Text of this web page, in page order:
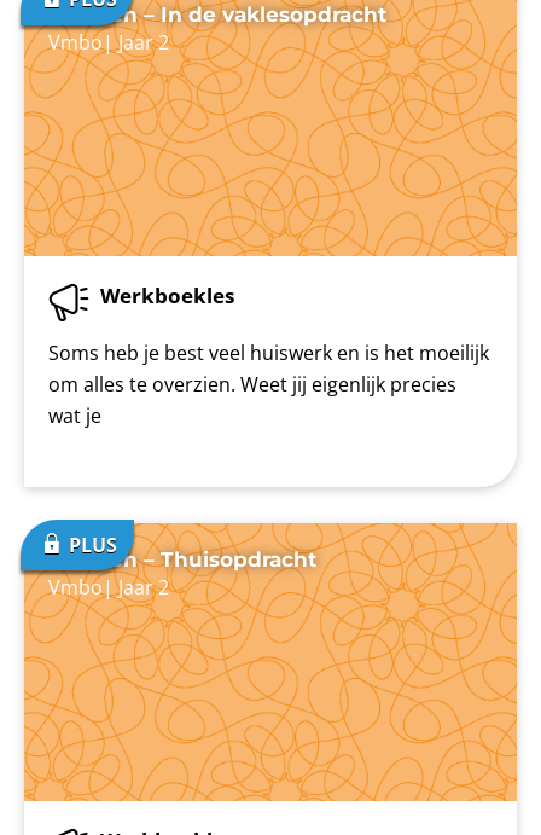
Plannen – In de vaklesopdracht
Vmbo|Jaar 2
Werkboekles
Soms heb je best veel huiswerk en is het moeilijk
om alles te overzien. Weet jij eigenlijk precies
wat je
Plannen – Thuisopdracht
Vmbo|Jaar 2